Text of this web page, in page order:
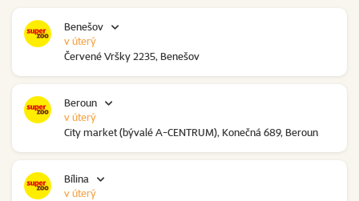
Benešov
Červené Vršky 2235, Benešov
v úterý
Beroun
City market (bývalé A-CENTRUM), Konečná 689, Beroun
v úterý
Bílina
v úterý